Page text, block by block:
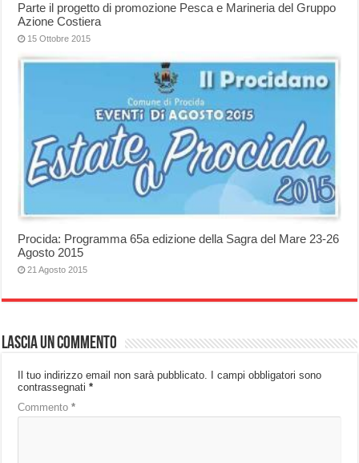
Parte il progetto di promozione Pesca e Marineria del Gruppo
Azione Costiera
15 Ottobre 2015
Procida: Programma 65a edizione della Sagra del Mare 23-26
Agosto 2015
21 Agosto 2015
Lascia un commento
Il tuo indirizzo email non sarà pubblicato.
I campi obbligatori sono
contrassegnati*
Commento*